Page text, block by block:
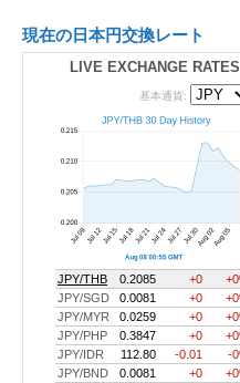
現在の日本円交換レート
LIVE EXCHANGE RATES